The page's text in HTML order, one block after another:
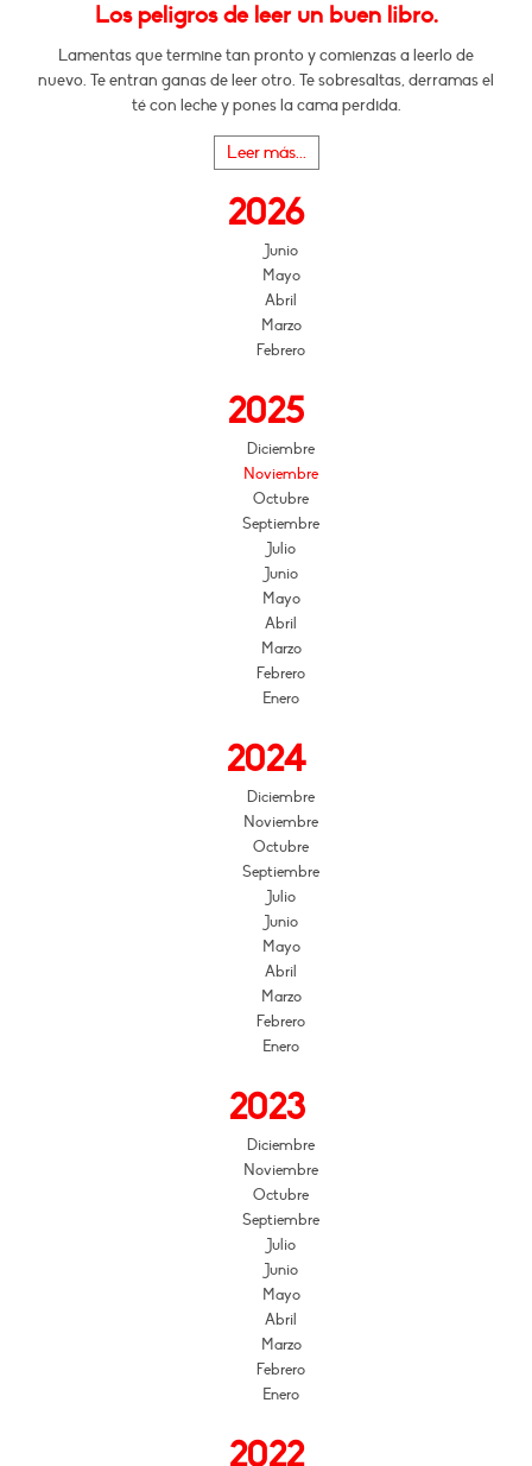
Los peligros de leer un buen libro.
Lamentas que termine tan pronto y comienzas a leerlo de
nuevo. Te entran ganas de leer otro. Te sobresaltas, derramas el
té con leche y pones la cama perdida.
Leer más...
2026
Junio
Mayo
Abril
Marzo
Febrero
2025
Diciembre
Noviembre
Octubre
Septiembre
Julio
Junio
Mayo
Abril
Marzo
Febrero
Enero
2024
Diciembre
Noviembre
Octubre
Septiembre
Julio
Junio
Mayo
Abril
Marzo
Febrero
Enero
2023
Diciembre
Noviembre
Octubre
Septiembre
Julio
Junio
Mayo
Abril
Marzo
Febrero
Enero
2022